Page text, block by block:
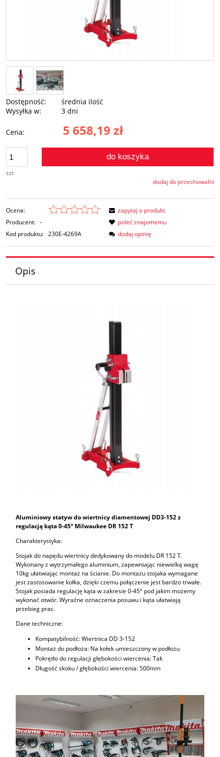
Dostępność:
średnia ilość
Wysyłka w:
3 dni
Cena: 5 658,19 zł
szt
do koszyka
dodaj do przechowalni
Ocena:
Producent: -
Kod produktu: 230E-4269A
zapytaj o produkt
poleć znajomemu
dodaj opinię
Opis
Aluminiowy statyw do wiertnicy diamentowej DD3-152 z
regulacją kąta 0-45° Milwaukee DR 152 T
Charakterystyka:
Stojak do napędu wiertnicy dedykowany do modelu DR 152 T.
Wykonany z wytrzymałego aluminium, zapewniając niewielką wagę
10kg ułatwiając montaż na ścianie. Do montażu stojaka wymagane
jest zastosowanie kołka, dzięki czemu połączenie jest bardzo trwałe.
Stojak posiada regulację kąta w zakresie 0-45° pod jakim możemy
wykonać otwór. Wyraźne oznaczenia posuwu i kąta ułatwiają
przebieg prac.
Dane techniczne:
Kompatybilność: Wiertnica DD 3-152
Montaż do podłoża: Na kołek umieszczony w podłożu
Pokrętło do regulacji głębokości wiercenia: Tak
Długość skoku / głębokości wiercenia: 500mm